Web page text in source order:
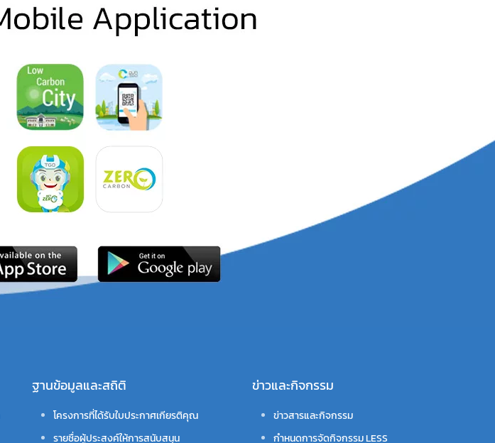
ฐานข้อมูลและสถิติ
โครงการที่ได้รับใบประกาศเกียรติคุณ
รายชื่อผู้ประสงค์ให้การสนับสนุน
ข่าวและกิจกรรม
ข่าวสารและกิจกรรม
กำหนดการจัดกิจกรรม LESS